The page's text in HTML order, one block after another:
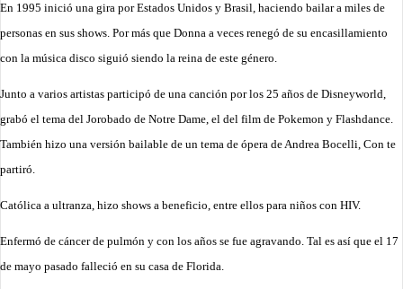
En 1995 inició una gira por Estados Unidos y Brasil, haciendo bailar a miles de
personas en sus shows. Por más que Donna a veces renegó de su encasillamiento
con la música disco siguió siendo la reina de este género.
Junto a varios artistas participó de una canción por los 25 años de Disneyworld,
grabó el tema del Jorobado de Notre Dame, el del film de Pokemon y Flashdance.
También hizo una versión bailable de un tema de ópera de Andrea Bocelli, Con te
partiró.
Católica a ultranza, hizo shows a beneficio, entre ellos para niños con HIV.
Enfermó de cáncer de pulmón y con los años se fue agravando. Tal es así que el 17
de mayo pasado falleció en su casa de Florida.